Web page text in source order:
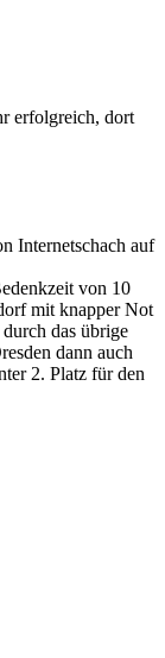
erfolgreich, dort
Internetschach auf
von 10
mit knapper Not
das übrige
dann auch
2. Platz für den